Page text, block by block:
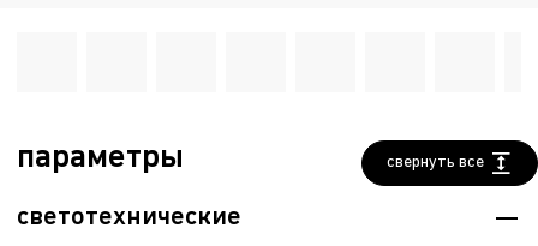
параметры свернуть все
светотехнические